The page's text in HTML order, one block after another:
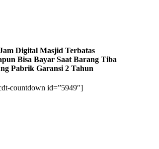
Digital Masjid Terbatas
Bisa Bayar Saat Barang Tiba
Pabrik Garansi 2 Tahun
countdown id=”5949″]